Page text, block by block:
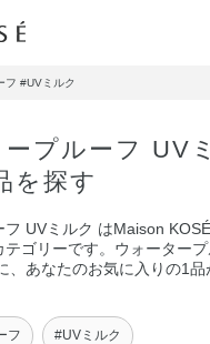
フ #UVミルク
プルーフ UV
を探す
フ UVミルク はMaison
ゴリーです。ウォータープ
、あなたのお気に入りの1品
フ #UVミルク